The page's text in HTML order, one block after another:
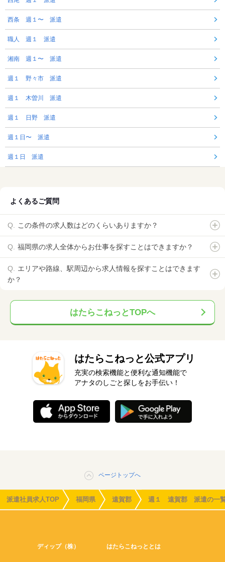
西条 週１〜 派遣
職人 週１ 派遣
湘南 週１〜 派遣
週１ 野々市 派遣
週１ 木曽川 派遣
週１ 日野 派遣
週１日〜 派遣
週１日 派遣
よくあるご質問
この条件の求人数はどのくらいありますか？
福岡県の求人全体からお仕事を探すことはできますか？
エリアや路線、駅周辺から求人情報を探すことはできます
か？
はたらこねっとTOPへ
はたらこねっと公式アプリ
充実の検索機能と便利な通知機能で
アナタのしごと探しをお手伝い！
ページトップへ
派遣社員求人TOP 福岡県 遠賀郡 週１ 遠賀郡 派遣の一
ディップ（株） はたらこねっととは